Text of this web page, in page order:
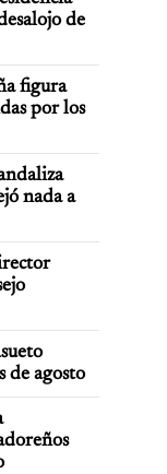
de
figura
por los
nada a
de agosto